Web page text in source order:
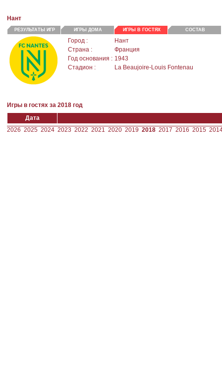
Нант
РЕЗУЛЬТАТЫ ИГР ИГРЫ ДОМА ИГРЫ В ГОСТЯХ СОСТАВ
Город :
Нант
Страна :
Франция
Год основания : 1943
Стадион :
La Beaujoire-Louis Fontenau
Игры в гостях за 2018 год
Дата
2026 2025 2024 2023 2022 2021 2020 2019 2018 2017 2016 2015